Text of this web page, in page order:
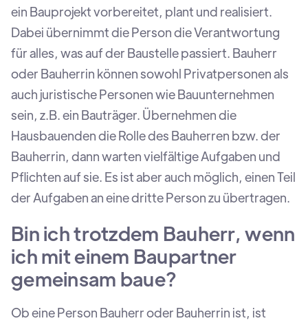
ein Bauprojekt vorbereitet, plant und realisiert.
Dabei übernimmt die Person die Verantwortung
für alles, was auf der Baustelle passiert. Bauherr
oder Bauherrin können sowohl Privatpersonen als
auch juristische Personen wie Bauunternehmen
sein, z.B. ein Bauträger. Übernehmen die
Hausbauenden die Rolle des Bauherren bzw. der
Bauherrin, dann warten vielfältige Aufgaben und
Pflichten auf sie. Es ist aber auch möglich, einen Teil
der Aufgaben an eine dritte Person zu übertragen.
Bin ich trotzdem Bauherr, wenn
ich mit einem Baupartner
gemeinsam baue?
Ob eine Person Bauherr oder Bauherrin ist, ist